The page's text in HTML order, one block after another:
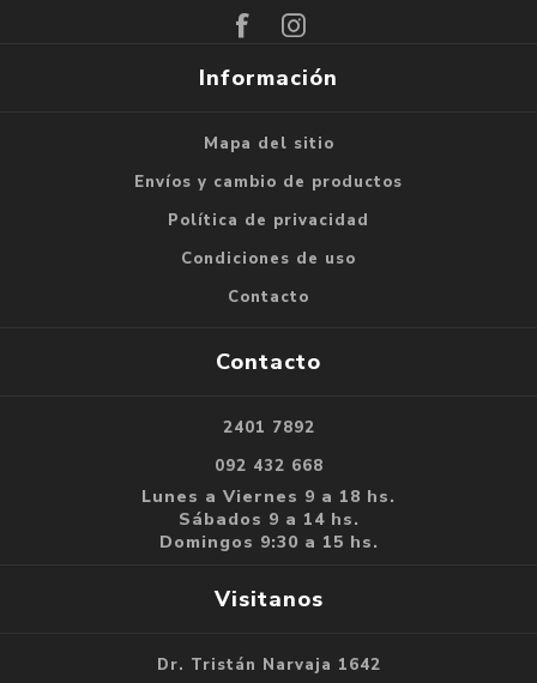
Información
Mapa del sitio
Envíos y cambio de productos
Política de privacidad
Condiciones de uso
Contacto
Contacto
2401 7892
092 432 668
Lunes a Viernes 9 a 18 hs.
Sábados 9 a 14 hs.
Domingos 9:30 a 15 hs.
Visitanos
Dr. Tristán Narvaja 1642